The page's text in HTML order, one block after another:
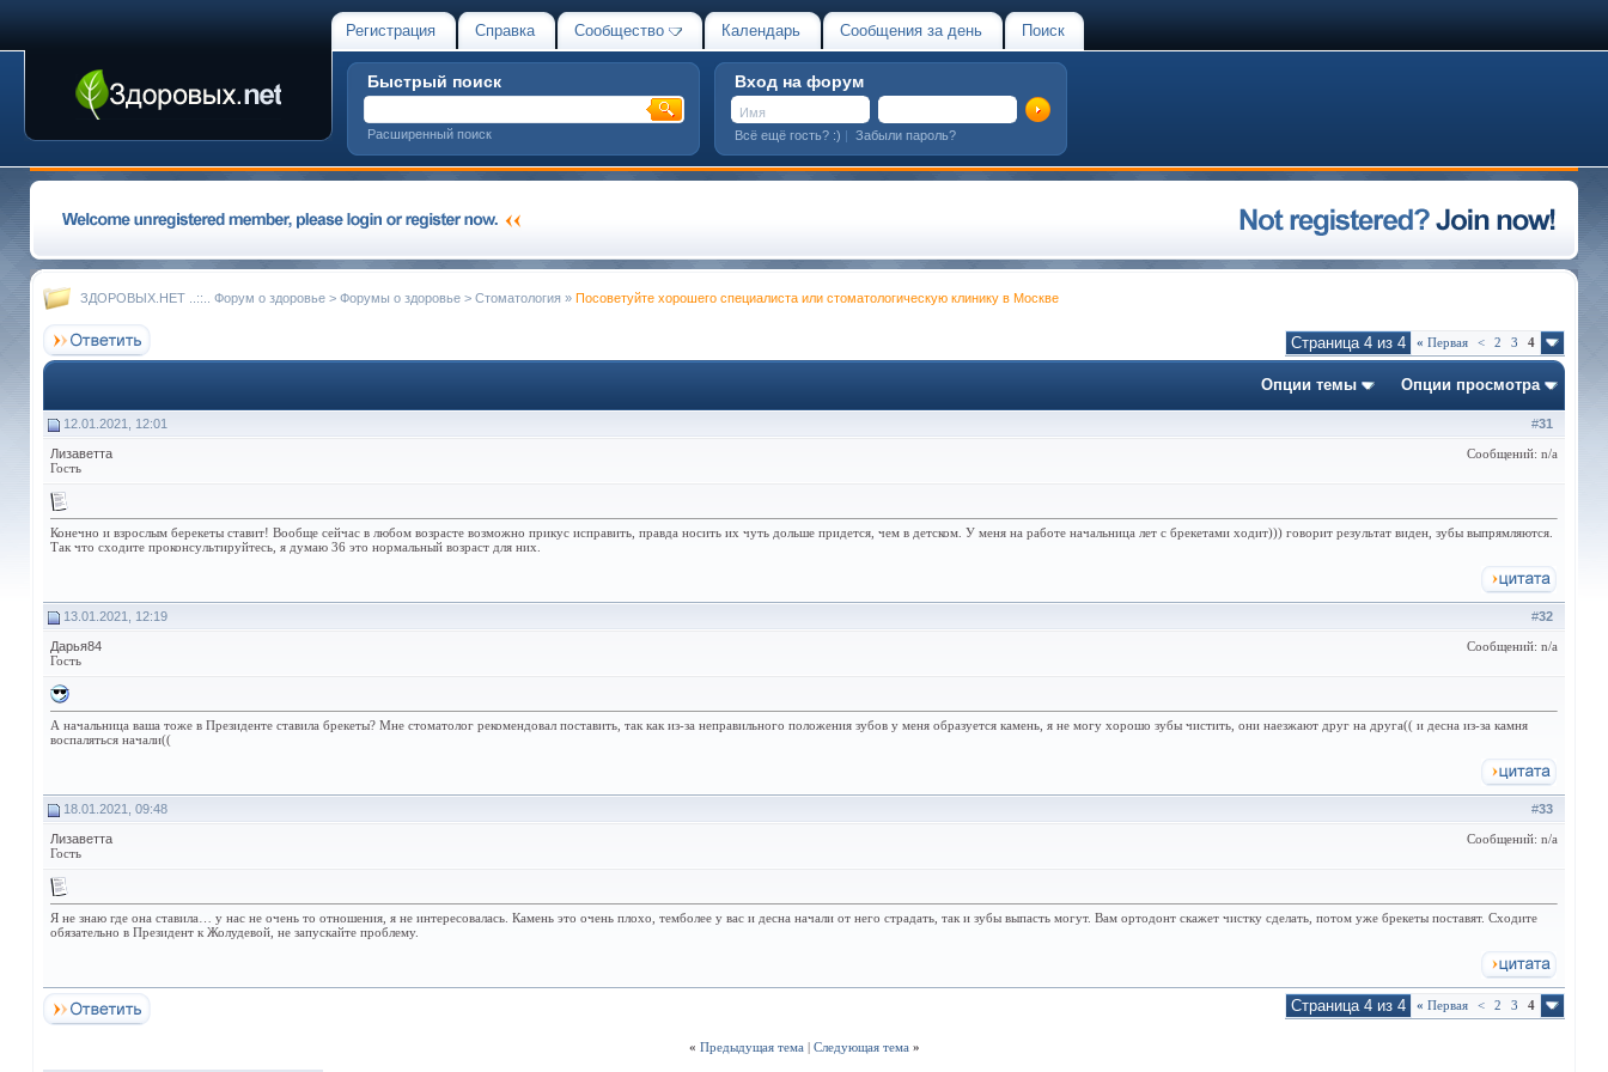
Регистрация Справка Сообщество Календарь Сообщения за день Поиск
Быстрый поиск
Расширенный поиск
Вход на форум
Всё ещё гость? :) | Забыли пароль?
ЗДОРОВЫХ.НЕТ ..::.. Форум о здоровье > Форумы о здоровье > Стоматология » Посоветуйте хорошего специалиста или стоматологическую клинику в Москве
Страница 4 из 4 « Первая < 2 3 4
Опции темы Опции просмотра
#31
12.01.2021, 12:01
Лизаветта
Гость
Сообщений: n/a
Конечно и взрослым берекеты ставит! Вообще сейчас в любом возрасте возможно прикус исправить, правда носить их чуть дольше придется, чем в детском. У меня на работе начальница лет с брекетами ходит))) говорит результат виден, зубы выпрямляются.
Так что сходите проконсультируйтесь, я думаю 36 это нормальный возраст для них.
#32
13.01.2021, 12:19
Дарья84
Гость
Сообщений: n/a
А начальница ваша тоже в Президенте ставила брекеты? Мне стоматолог рекомендовал поставить, так как из-за неправильного положения зубов у меня образуется камень, я не могу хорошо зубы чистить, они наезжают друг на друга(( и десна из-за камня
воспаляться начали((
#33
18.01.2021, 09:48
Лизаветта
Гость
Сообщений: n/a
Я не знаю где она ставила… у нас не очень то отношения, я не интересовалась. Камень это очень плохо, темболее у вас и десна начали от него страдать, так и зубы выпасть могут. Вам ортодонт скажет чистку сделать, потом уже брекеты поставят. Сходите
обязательно в Президент к Жолудевой, не запускайте проблему.
Страница 4 из 4 « Первая < 2 3 4
« Предыдущая тема | Следующая тема »